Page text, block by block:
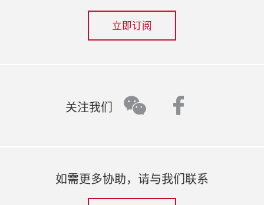
立即订阅
关注我们 wechat
如需更多协助，请与我们联系